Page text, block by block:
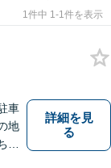
1件中 1-1件を表示
車
地
し
詳細を見
る